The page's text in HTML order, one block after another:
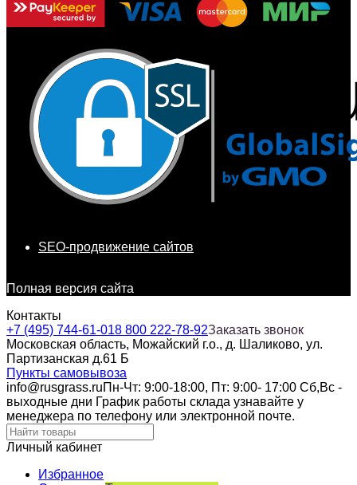
SEO-продвижение сайтов
Полная версия сайта
Контакты
+7 (495) 744-61-018 800 222-78-92Заказать звонок
Московская область, Можайский г.о., д. Шаликово, ул.
Партизанская д.61 Б
Пункты самовывоза
info@rusgrass.ruПн-Чт: 9:00-18:00, Пт: 9:00- 17:00 Сб,Вс -
выходные дни График работы склада узнавайте у
менеджера по телефону или электронной почте.
Личный кабинет
Избранное